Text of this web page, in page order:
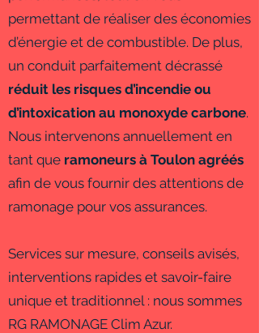
permettant de réaliser des économies
d’énergie et de combustible. De plus,
un conduit parfaitement décrassé
réduit les risques d’incendie ou
d’intoxication au monoxyde carbone.
Nous intervenons annuellement en
tant que ramoneurs à Toulon agréés
afin de vous fournir des attentions de
ramonage pour vos assurances.
Services sur mesure, conseils avisés,
interventions rapides et savoir-faire
unique et traditionnel : nous sommes
RG RAMONAGE Clim Azur.